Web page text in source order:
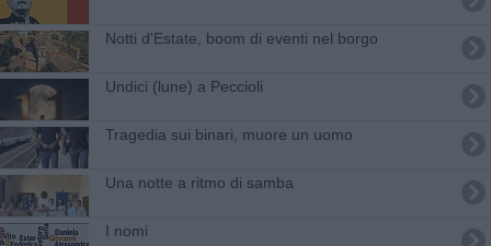
Notti d'Estate, boom di eventi nel borgo
Undici (lune) a Peccioli
Tragedia sui binari, muore un uomo
​Una notte a ritmo di samba
I nomi